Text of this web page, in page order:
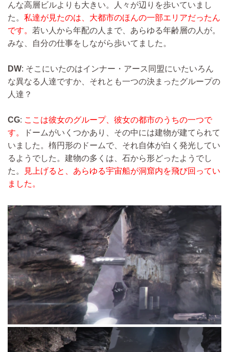
んな高層ビルよりも大きい。人々が辺りを歩いていまし
た。 私達が見たのは、大都市のほんの一部エリアだったん
です。 若い人から年配の人まで、あらゆる年齢層の人が。
みな、自分の仕事をしながら歩いてました。
DW: そこにいたのはインナー・アース同盟にいたいろん
な異なる人達ですか、それとも一つの決まったグループの
人達？
CG: ここは彼女のグループ、彼女の都市のうちの一つで
す。
ドームがいくつかあり、その中には建物が建てられて
いました。楕円形のドームで、それ自体が白く発光してい
るようでした。建物の多くは、石から形どったようでし
た。
見上げると、あらゆる宇宙船が洞窟内を飛び回ってい
ました。